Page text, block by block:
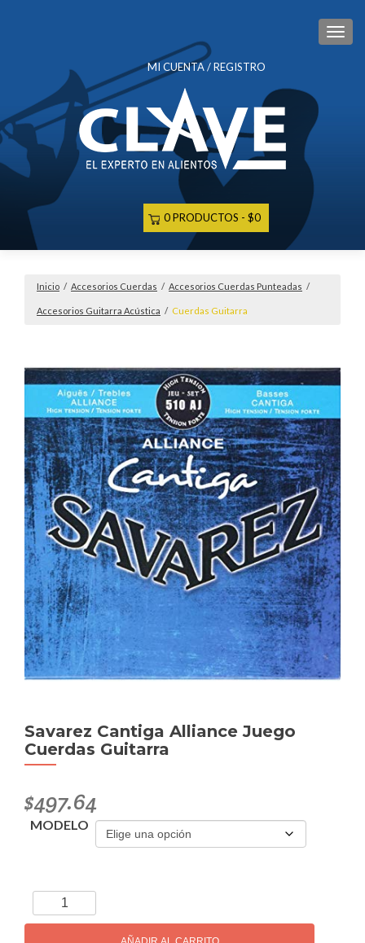
MI CUENTA / REGISTRO
0 PRODUCTOS $0
Inicio / Accesorios Cuerdas / Accesorios Cuerdas Punteadas /
Accesorios Guitarra Acústica / Cuerdas Guitarra
Savarez Cantiga Alliance Juego
Cuerdas Guitarra
$497.64
MODELO
Savarez
Cantiga